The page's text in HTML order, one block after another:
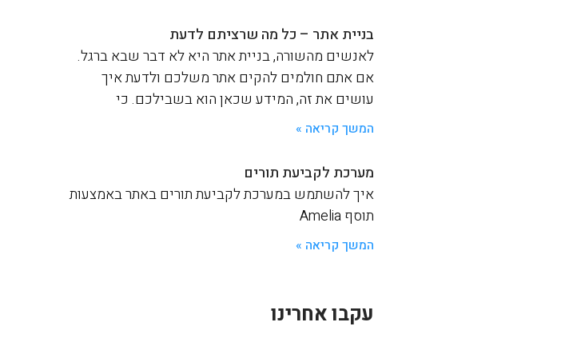
בניית אתר – כל מה שרציתם לדעת
לאנשים מהשורה, בניית אתר היא לא דבר שבא ברגל.
אם אתם חולמים להקים אתר משלכם ולדעת איך
עושים את זה, המידע שכאן הוא בשבילכם. כי
המשך קריאה »
מערכת לקביעת תורים
איך להשתמש במערכת לקביעת תורים באתר באמצעות
תוסף Amelia
המשך קריאה »
עקבו אחרינו